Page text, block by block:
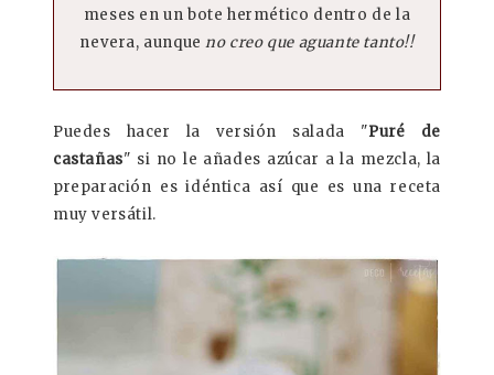
meses en un bote hermético dentro de la
nevera, aunque no creo que aguante tanto!!
Puedes hacer la versión salada "Puré de
castañas" si no le añades azúcar a la mezcla, la
preparación es idéntica así que es una receta
muy versátil.